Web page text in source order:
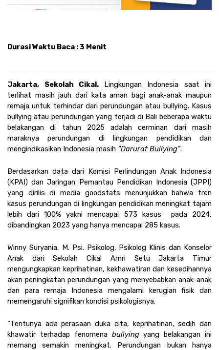
Durasi Waktu Baca : 3 Menit
Jakarta, Sekolah Cikal. Lingkungan Indonesia saat ini
terlihat masih jauh dari kata aman bagi anak-anak maupun
remaja untuk terhindar dari perundungan atau bullying. Kasus
bullying atau perundungan yang terjadi di Bali beberapa waktu
belakangan di tahun 2025 adalah cerminan dari masih
maraknya perundungan di lingkungan pendidikan dan
mengindikasikan Indonesia masih “Darurat Bullying”.
Berdasarkan data dari Komisi Perlindungan Anak Indonesia
(KPAI) dan Jaringan Pemantau Pendidikan Indonesia (JPPI)
yang dirilis di media goodstats menunjukkan bahwa tren
kasus perundungan di lingkungan pendidikan meningkat tajam
lebih dari 100% yakni mencapai 573 kasus  pada 2024,
dibandingkan 2023 yang hanya mencapai 285 kasus.
Winny Suryania, M. Psi. Psikolog, Psikolog Klinis dan Konselor
Anak dari Sekolah Cikal Amri Setu Jakarta Timur
mengungkapkan keprihatinan, kekhawatiran dan kesedihannya
akan peningkatan perundungan yang menyebabkan anak-anak
dan para remaja Indonesia mengalami kerugian fisik dan
memengaruhi signifikan kondisi psikologisnya.
“Tentunya ada perasaan duka cita, keprihatinan, sedih dan
khawatir terhadap fenomena bullying yang belakangan ini
memang semakin meningkat. Perundungan bukan hanya